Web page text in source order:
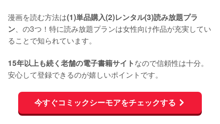
漫画を読む方法は(1)単品購入(2)レンタル(3)読み放題プラ
ン 、の3つ！特に読み放題プランは女性向け作品が充実してい
ることで知られています。
15年以上も続く老舗の電子書籍サイトなので信頼性は十分。
安心して登録できるのが嬉しいポイントです。
今すぐコミックシーモアをチェックする